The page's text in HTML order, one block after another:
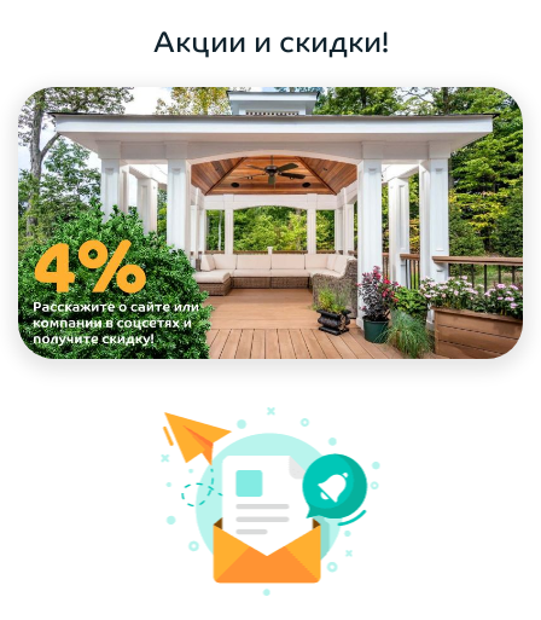
Акции и скидки!